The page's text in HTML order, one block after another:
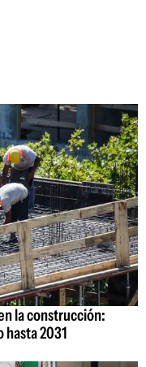
la construcción:
hasta 2031